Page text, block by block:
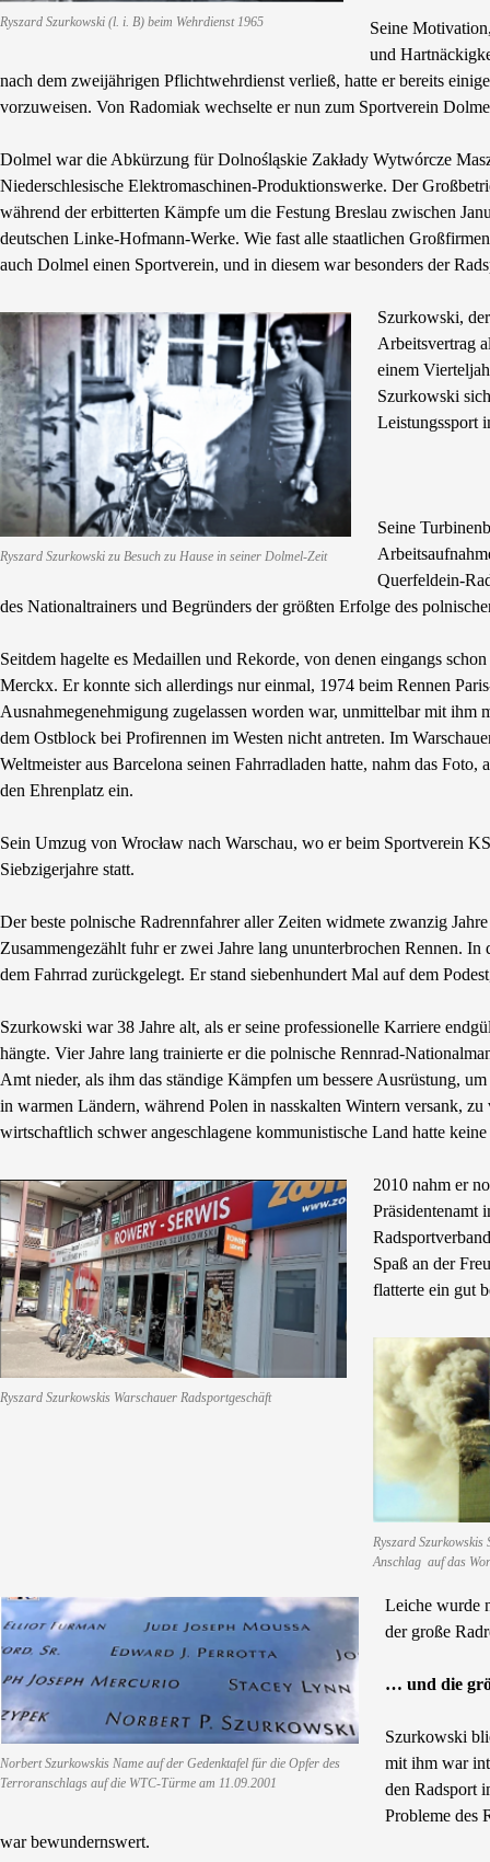
Ryszard Szurkowski (l. i. B) beim Wehrdienst 1965
Seine
und
nach dem zweijährigen Pflichtwehrdienst verließ, hatte er bereits
vorzuweisen. Von Radomiak wechselte er nun zum Sportverein
Dolmel war die Abkürzung für Dolnośląskie Zakłady Wytwórcze
Niederschlesische Elektromaschinen-Produktionswerke. Der
während der erbitterten Kämpfe um die Festung Breslau zwischen
deutschen Linke-Hofmann-Werke. Wie fast alle staatlichen
auch Dolmel einen Sportverein, und in diesem war besonders der
Ryszard Szurkowski zu Besuch zu Hause in seiner Dolmel-Zeit
Szurkowski,
Arbeitsvertrag
einem
Szurkowski
Leistungssport
Seine
Querfeldein-
des Nationaltrainers und Begründers der größten Erfolge des
Seitdem hagelte es Medaillen und Rekorde, von denen eingangs
Merckx. Er konnte sich allerdings nur einmal, 1974 beim Rennen
Ausnahmegenehmigung zugelassen worden war, unmittelbar mit ihm
dem Ostblock bei Profirennen im Westen nicht antreten. Im
Weltmeister aus Barcelona seinen Fahrradladen hatte, nahm das
den Ehrenplatz ein.
Sein Umzug von Wrocław nach Warschau, wo er beim Sportverein
Siebzigerjahre statt.
Der beste polnische Radrennfahrer aller Zeiten widmete zwanzig
Zusammengezählt fuhr er zwei Jahre lang ununterbrochen Rennen.
dem Fahrrad zurückgelegt. Er stand siebenhundert Mal auf dem
Szurkowski war 38 Jahre alt, als er seine professionelle Karriere
hängte. Vier Jahre lang trainierte er die polnische Rennrad-
Amt nieder, als ihm das ständige Kämpfen um bessere Ausrüstung,
in warmen Ländern, während Polen in nasskalten Wintern versank,
wirtschaftlich schwer angeschlagene kommunistische Land hatte
Ryszard Szurkowskis Warschauer Radsportgeschäft
2010 nahm er
Präsidentenamt
Spaß an der
flatterte ein gut
Ryszard Szurkowskis
Anschlag auf das
Norbert Szurkowskis Name auf der Gedenktafel für die Opfer des
Terroranschlags auf die WTC-Türme am 11.09.2001
Leiche wurde
der große
… und die
Szurkowski
mit ihm war
den Radsport
Probleme des
war bewundernswert.